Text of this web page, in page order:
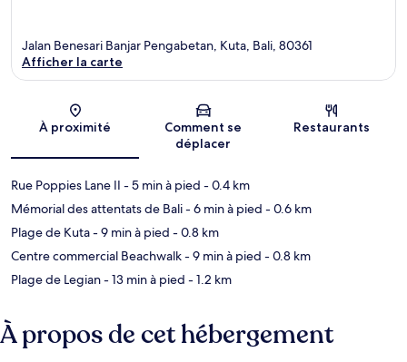
Carte
Jalan Benesari Banjar Pengabetan, Kuta, Bali, 80361
Afficher la carte
À proximité
Comment se
déplacer
Restaurants
Rue Poppies Lane II - 5 min à pied - 0.4 km
Mémorial des attentats de Bali- 6 min à pied - 0.6 km
Plage de Kuta- 9 min à pied - 0.8 km
Centre commercial Beachwalk- 9 min à pied - 0.8 km
Plage de Legian- 13 min à pied - 1.2 km
À propos de cet hébergement